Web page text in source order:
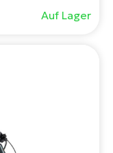
Auf Lager